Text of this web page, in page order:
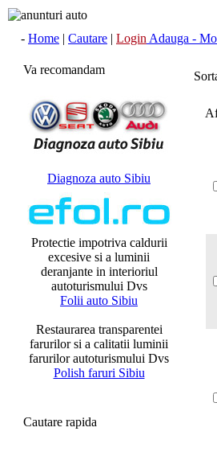
- Home | Cautare | Login Adauga -
Va recomandam
Diagnoza auto Sibiu
Protectie impotriva caldurii
excesive si a luminii
deranjante in interioriul
autoturismului Dvs
Folii auto Sibiu
Restaurarea transparentei
farurilor si a calitatii luminii
farurilor autoturismului Dvs
Polish faruri Sibiu
Cautare rapida